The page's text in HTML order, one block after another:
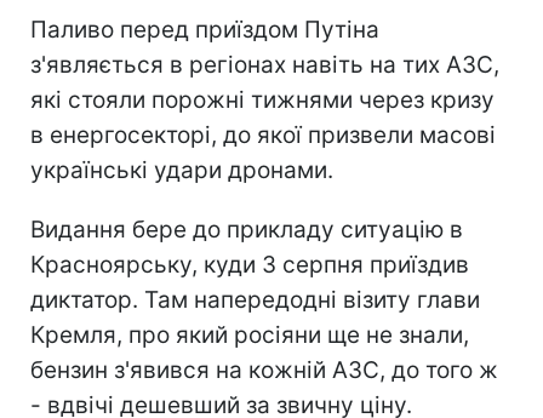
Паливо перед приїздом Путіна
з'являється в регіонах навіть на тих АЗС,
які стояли порожні тижнями через кризу
в енергосекторі, до якої призвели масові
українські удари дронами.
Видання бере до прикладу ситуацію в
Красноярську, куди 3 серпня приїздив
диктатор. Там напередодні візиту глави
Кремля, про який росіяни ще не знали,
бензин з'явився на кожній АЗС, до того ж
- вдвічі дешевший за звичну ціну.